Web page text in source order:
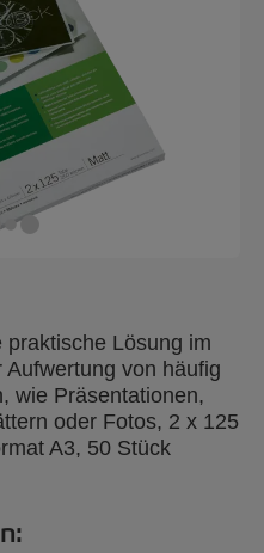
Lösung im
von häufig
wie Präsentationen,
oder Fotos, 2 x 125
A3, 50 Stück